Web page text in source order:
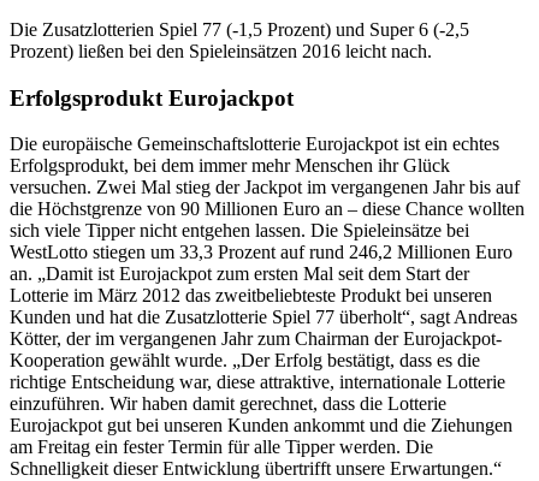
Die Zusatzlotterien Spiel 77 (-1,5 Prozent) und Super 6 (-2,5
Prozent) ließen bei den Spieleinsätzen 2016 leicht nach.
Erfolgsprodukt Eurojackpot
Die europäische Gemeinschaftslotterie Eurojackpot ist ein echtes
Erfolgsprodukt, bei dem immer mehr Menschen ihr Glück
versuchen. Zwei Mal stieg der Jackpot im vergangenen Jahr bis auf
die Höchstgrenze von 90 Millionen Euro an – diese Chance wollten
sich viele Tipper nicht entgehen lassen. Die Spieleinsätze bei
WestLotto stiegen um 33,3 Prozent auf rund 246,2 Millionen Euro
an. „Damit ist Eurojackpot zum ersten Mal seit dem Start der
Lotterie im März 2012 das zweitbeliebteste Produkt bei unseren
Kunden und hat die Zusatzlotterie Spiel 77 überholt“, sagt Andreas
Kötter, der im vergangenen Jahr zum Chairman der Eurojackpot-
Kooperation gewählt wurde. „Der Erfolg bestätigt, dass es die
richtige Entscheidung war, diese attraktive, internationale Lotterie
einzuführen. Wir haben damit gerechnet, dass die Lotterie
Eurojackpot gut bei unseren Kunden ankommt und die Ziehungen
am Freitag ein fester Termin für alle Tipper werden. Die
Schnelligkeit dieser Entwicklung übertrifft unsere Erwartungen.“